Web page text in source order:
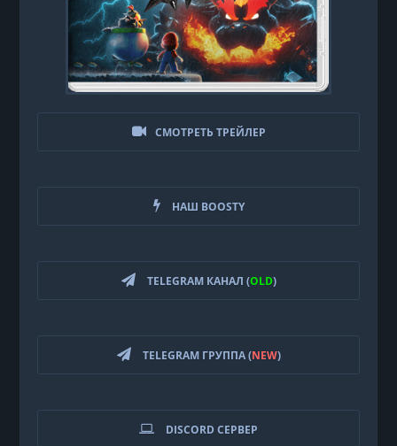
СМОТРЕТЬ ТРЕЙЛЕР
НАШ BOOSTY
TELEGRAM КАНАЛ (OLD)
TELEGRAM ГРУППА (NEW)
DISCORD СЕРВЕР